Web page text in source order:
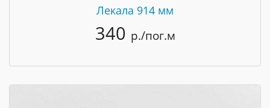
Лекала 914 мм
340 р./пог.м